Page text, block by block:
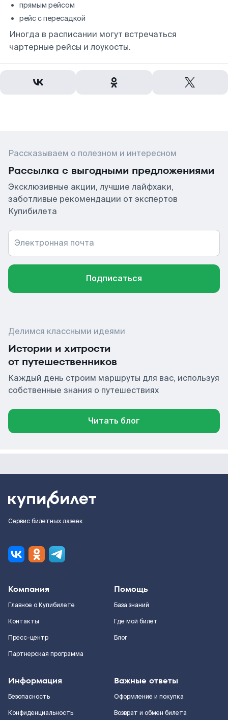
прямым рейсом
рейс с пересадкой
Иногда в расписании могут встречаться
чартерные рейсы и лоукосты.
Рассказываем о полезном и интересном
Рассылка с выгодными предложениями
Эксклюзивные акции, лучшие лайфхаки,
заботливые рекомендации от экспертов
Купибилета
Электронная почта
Подписаться
Делимся классными идеями
Истории и хитрости
от путешественников
Каждый день строим маршруты для вас, используя
собственные знания о путешествиях
Читать блог
Сервис билетных лазеек
Компания
Главное о Купибилете
Контакты
Пресс-центр
Партнерская программа
Помощь
База знаний
Где мой билет
Блог
Информация
Безопасность
Конфиденциальность
Важные ответы
Оформление и покупка
Возврат и обмен билета